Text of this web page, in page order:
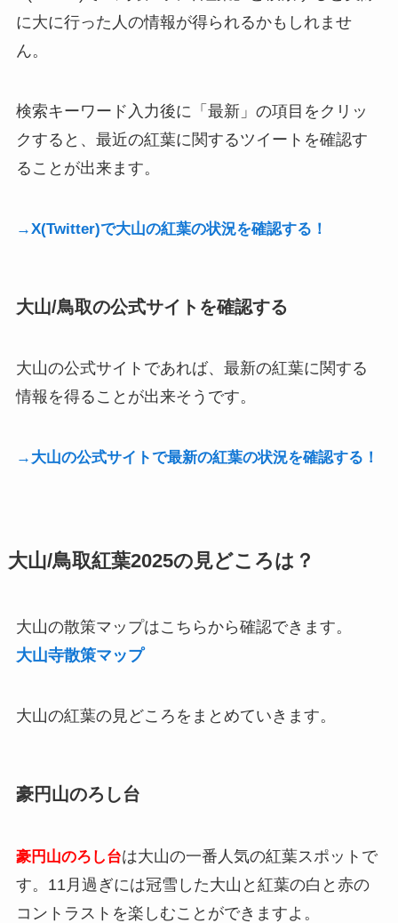
に大に行った人の情報が得られるかもしれませ
ん。
検索キーワード入力後に「最新」の項目をクリッ
クすると、最近の紅葉に関するツイートを確認す
ることが出来ます。
→X(Twitter)で大山の紅葉の状況を確認する！
大山/鳥取の公式サイトを確認する
大山の公式サイトであれば、最新の紅葉に関する
情報を得ることが出来そうです。
→大山の公式サイトで最新の紅葉の状況を確認する！
大山/鳥取紅葉2025の見どころは？
大山の散策マップはこちらから確認できます。
大山寺散策マップ
大山の紅葉の見どころをまとめていきます。
豪円山のろし台
豪円山のろし台は大山の一番人気の紅葉スポットで
す。11月過ぎには冠雪した大山と紅葉の白と赤の
コントラストを楽しむことができますよ。